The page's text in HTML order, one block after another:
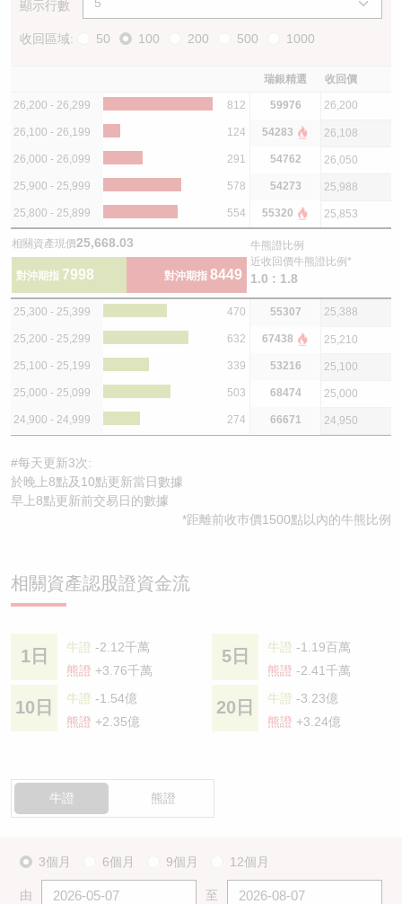
顯示行數
收回區域: 50 100 200 500 1000
瑞銀精選 收回價
26,200 - 26,299 812 59976 26,200
26,100 - 26,199 124 54283 26,108
26,000 - 26,099 291 54762 26,050
25,900 - 25,999 578 54273 25,988
25,800 - 25,899 554 55320 25,853
相關資產現價25,668.03
對沖期指 7998 對沖期指 8449
牛熊證比例
近收回價牛熊證比例*
1.0 : 1.8
25,300 - 25,399 470 55307 25,388
25,200 - 25,299 632 67438 25,210
25,100 - 25,199 339 53216 25,100
25,000 - 25,099 503 68474 25,000
24,900 - 24,999 274 66671 24,950
#每天更新3次:
於晚上8點及10點更新當日數據
早上8點更新前交易日的數據
*距離前收巿價1500點以內的牛熊比例
相關資產認股證資金流
1日 牛證 -2.12千萬
熊證 +3.76千萬
5日 牛證 -1.19百萬
熊證 -2.41千萬
10日 牛證 -1.54億
熊證 +2.35億
20日 牛證 -3.23億
熊證 +3.24億
牛證 熊證
3個月 6個月 9個月 12個月
由 至